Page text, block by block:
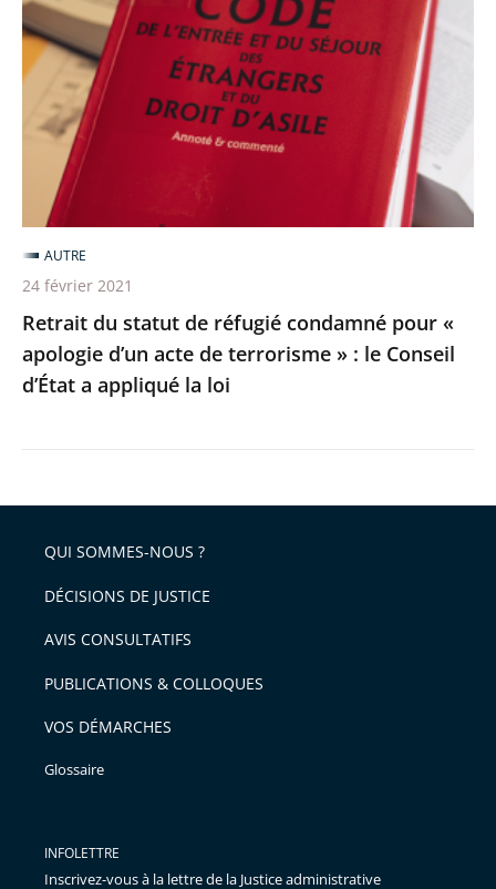
statut
de
réfugié
condamné
pour
apologie
d’un
acte
de
terrorisme
»
:
a
appliqué
Retrait du statut de réfugié condamné pour «
apologie d’un acte de terrorisme » : le Conseil
d’État a appliqué la loi
AUTRE
24 février 2021
QUI SOMMES-NOUS ?
DÉCISIONS DE JUSTICE
AVIS CONSULTATIFS
PUBLICATIONS & COLLOQUES
VOS DÉMARCHES
Glossaire
INFOLETTRE
Inscrivez-vous à la lettre de la Justice administrative